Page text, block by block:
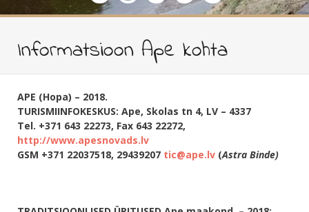
Informatsioon Ape kohta
APE (Hopa) – 2018.
TURISMIINFOKESKUS: Ape, Skolas tn 4, LV – 4337
Tel. +371 643 22273, Fax 643 22272,
http://www.apesnovads.lv
GSM +371 22037518, 29439207 tic@ape.lv (Astra Binde)